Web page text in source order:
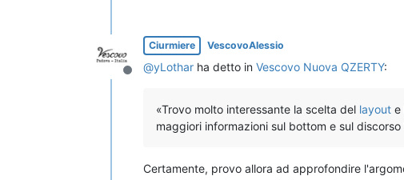
Non in linea
Ciurmiere VescovoAlessio
@yLothar ha detto in Vescovo Nuova QZERTY:
«Trovo molto interessante la scelta del layout e
maggiori informazioni sul bottom e sul
Certamente, provo allora ad approfondire